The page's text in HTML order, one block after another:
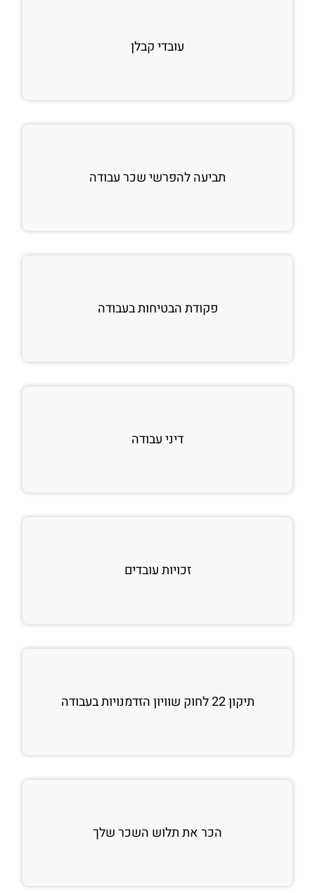
עובדי קבלן
תביעה להפרשי שכר עבודה
פקודת הבטיחות בעבודה
דיני עבודה
זכויות עובדים
תיקון 22 לחוק שוויון הזדמנויות בעבודה
הכר את תלוש השכר שלך